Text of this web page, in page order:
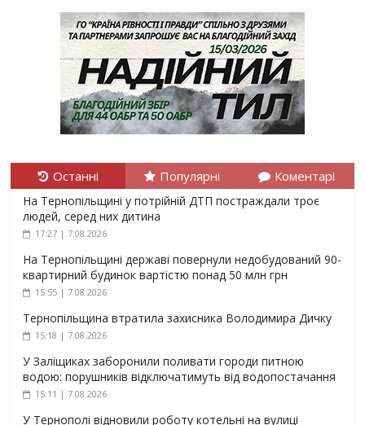
Останні Популярні Коментарі
На Тернопільщині у потрійній ДТП постраждали троє
людей, серед них дитина
17:27 | 7.08.2026
На Тернопільщині державі повернули недобудований 90-
квартирний будинок вартістю понад 50 млн грн
15:55 | 7.08.2026
Тернопільщина втратила захисника Володимира Дичку
15:18 | 7.08.2026
У Заліщиках заборонили поливати городи питною
водою: порушників відключатимуть від водопостачання
15:11 | 7.08.2026
У Тернополі відновили роботу котельні на вулиці